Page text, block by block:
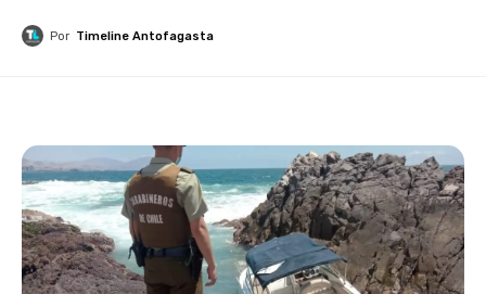
Por Timeline Antofagasta